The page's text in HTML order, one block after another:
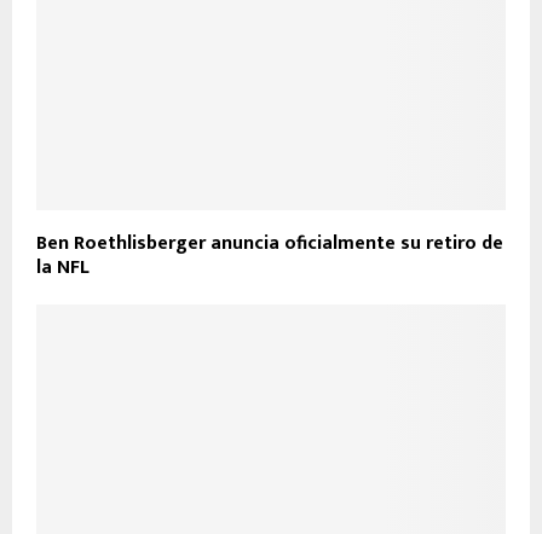
Ben Roethlisberger anuncia oficialmente su retiro de
la NFL